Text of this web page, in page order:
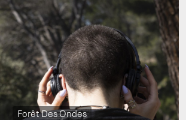
Forêt Des Ondes